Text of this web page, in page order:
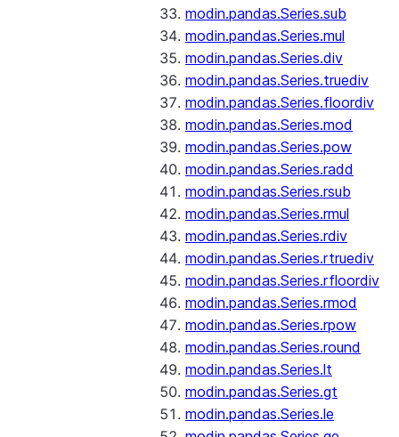
modin.pandas.Series.sub
modin.pandas.Series.mul
modin.pandas.Series.div
modin.pandas.Series.truediv
modin.pandas.Series.floordiv
modin.pandas.Series.mod
modin.pandas.Series.pow
modin.pandas.Series.radd
modin.pandas.Series.rsub
modin.pandas.Series.rmul
modin.pandas.Series.rdiv
modin.pandas.Series.rtruediv
modin.pandas.Series.rfloordiv
modin.pandas.Series.rmod
modin.pandas.Series.rpow
modin.pandas.Series.round
modin.pandas.Series.lt
modin.pandas.Series.gt
modin.pandas.Series.le